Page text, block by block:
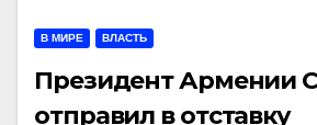
В МИРЕ ВЛАСТЬ
Президент Армении
отправил в отставку